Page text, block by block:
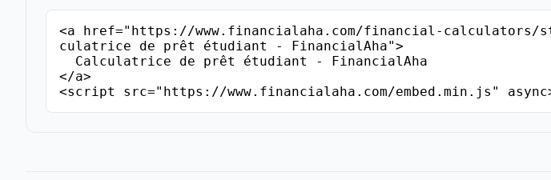
<a href="https://www.financialaha.com/financial-
culatrice de prêt étudiant - FinancialAha">
</a>
<script src="https://www.financialaha.com/embed.min.js"